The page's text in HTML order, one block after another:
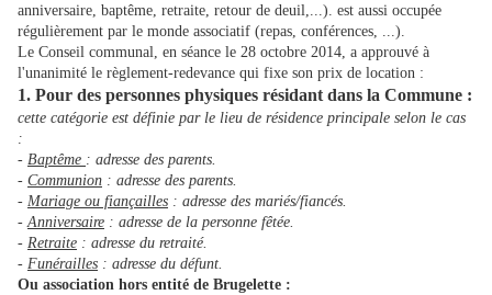
anniversaire, baptême, retraite, retour de deuil,...). est aussi occupée
régulièrement par le monde associatif (repas, conférences, ...).
Le Conseil communal, en séance le 28 octobre 2014, a approuvé à
l'unanimité le règlement-redevance qui fixe son prix de location :
1. Pour des personnes physiques résidant dans la Commune :
cette catégorie est définie par le lieu de résidence principale selon le cas
:
- Baptême : adresse des parents.
- Communion : adresse des parents.
- Mariage ou fiançailles : adresse des mariés/fiancés.
-Anniversaire : adresse de la personne fêtée.
- Retraite : adresse du retraité.
- Funérailles : adresse du défunt.
Ou association hors entité de Brugelette :